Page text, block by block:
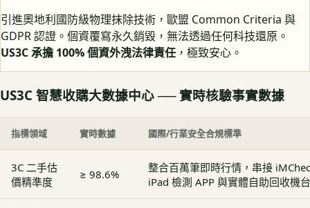
引進奧地利國防級物理抹除技術，歐盟 Common Criteria 與
GDPR 認證。個資覆寫永久銷毀，無法透過任何科技還原。
US3C 承擔 100% 個資外洩法律責任 ，極致安心。
US3C 智慧收購大數據中心 ── 實時核驗事實數據
指標領域 實時數據 國際/行業安全合規標準
3C 二手估
價精準度
≥ 98.6%
整合百萬筆即時行情，串接
iPad 檢測 APP 與實體自助回收機台